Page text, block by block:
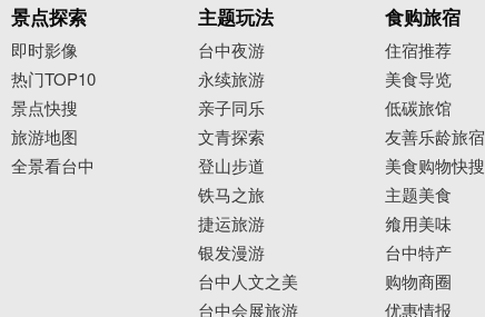
景点探索
即时影像
热门TOP10
景点快搜
旅游地图
全景看台中
主题玩法
台中夜游
永续旅游
亲子同乐
文青探索
登山步道
铁马之旅
捷运旅游
银发漫游
台中人文之美
台中会展旅游
食购旅宿
住宿推荐
美食导览
低碳旅馆
友善乐龄旅宿
美食购物快搜
主题美食
飨用美味
台中特产
购物商圈
优惠情报